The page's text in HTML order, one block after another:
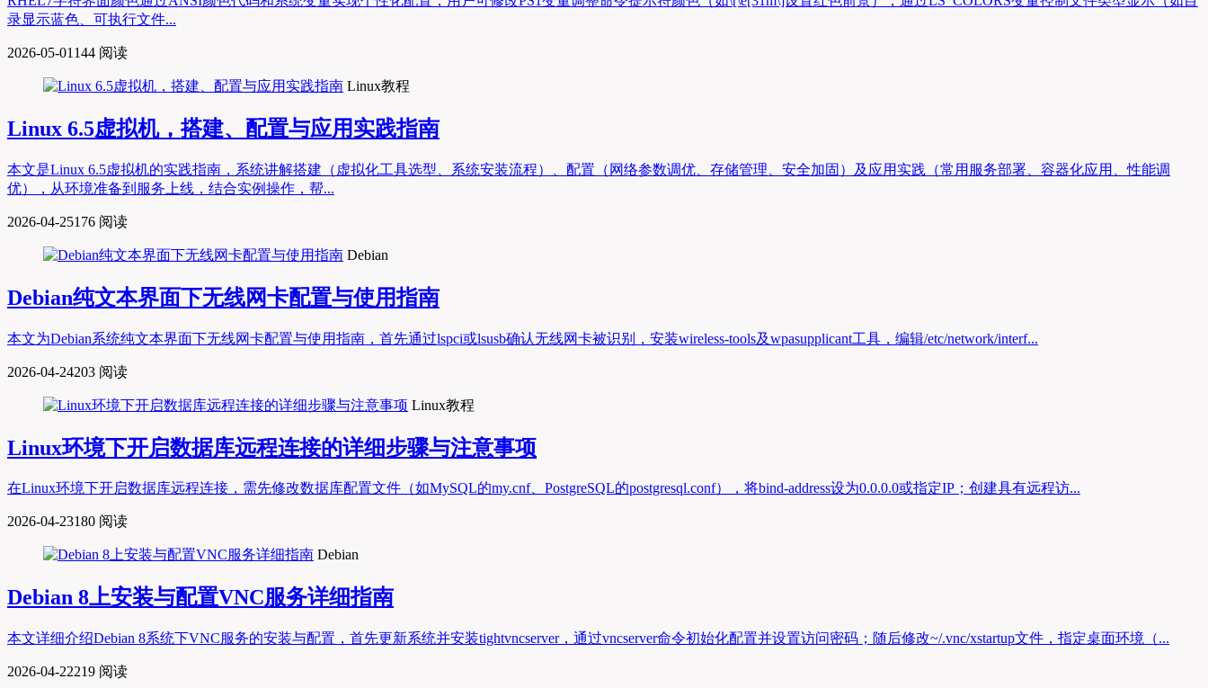
录显示蓝色、可执行文件...
2026-05-01 144 阅读
Linux教程
Linux 6.5虚拟机，搭建、配置与应用实践指南
本文是Linux 6.5虚拟机的实践指南，系统讲解搭建（虚拟化工具选型、系统安装流程）、配置（网络参数调优、存储管理、安全加固）及应用实践（常用服务部署、容器化应用、性能调
优），从环境准备到服务上线，结合实例操作，帮...
2026-04-25176 阅读
Debian
Debian纯文本界面下无线网卡配置与使用指南
本文为Debian系统纯文本界面下无线网卡配置与使用指南，首先通过lspci或lsusb确认无线网卡被识别，安装wireless-tools及wpasupplicant工具，编辑/etc/network/interf...
2026-04-24203 阅读
Linux教程
Linux环境下开启数据库远程连接的详细步骤与注意事项
在Linux环境下开启数据库远程连接，需先修改数据库配置文件（如MySQL的my.cnf、PostgreSQL的postgresql.conf），将bind-address设为0.0.0.0或指定IP；创建具有远程访...
2026-04-23180 阅读
Debian
Debian 8上安装与配置VNC服务详细指南
本文详细介绍Debian 8系统下VNC服务的安装与配置，首先更新系统并安装tightvncserver，通过vncserver命令初始化配置并设置访问密码；随后修改~/.vnc/xstartup文件，指定桌面环境（...
2026-04-22219 阅读